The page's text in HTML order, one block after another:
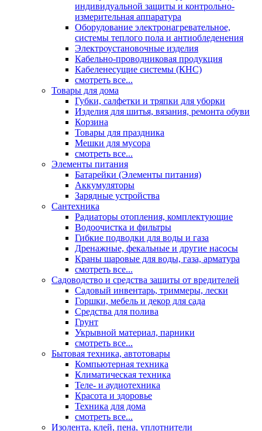
индивидуальной защиты и контрольно-
измерительная аппаратура
Оборудование электронагревательное,
системы теплого пола и антиобледенения
Электроустановочные изделия
Кабельно-проводниковая продукция
Кабеленесущие системы (КНС)
смотреть все...
Товары для дома
Губки, салфетки и тряпки для уборки
Изделия для шитья, вязания, ремонта обуви
Корзина
Товары для праздника
Мешки для мусора
смотреть все...
Элементы питания
Батарейки (Элементы питания)
Аккумуляторы
Зарядные устройства
Сантехника
Радиаторы отопления, комплектующие
Водоочистка и фильтры
Гибкие подводки для воды и газа
Дренажные, фекальные и другие насосы
Краны шаровые для воды, газа, арматура
смотреть все...
Садоводство и средства защиты от вредителей
Садовый инвентарь, триммеры, лески
Горшки, мебель и декор для сада
Средства для полива
Грунт
Укрывной материал, парники
смотреть все...
Бытовая техника, автотовары
Компьютерная техника
Климатическая техника
Теле- и аудиотехника
Красота и здоровье
Техника для дома
смотреть все...
Изолента, клей, пена, уплотнители